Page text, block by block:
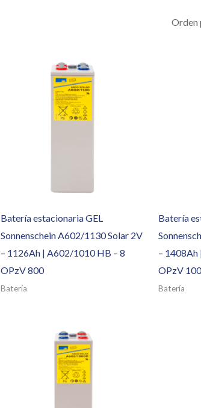
Batería estacionaria GEL
Sonnenschein A602/1130 Solar 2V
– 1126Ah | A602/1010 HB – 8
OPzV 800
Batería
Batería
–
OPzV
Batería